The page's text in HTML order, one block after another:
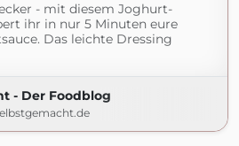
- mit diesem Joghurt-
ihr in nur 5 Minuten eure
Das leichte Dressing
- Der Foodblog